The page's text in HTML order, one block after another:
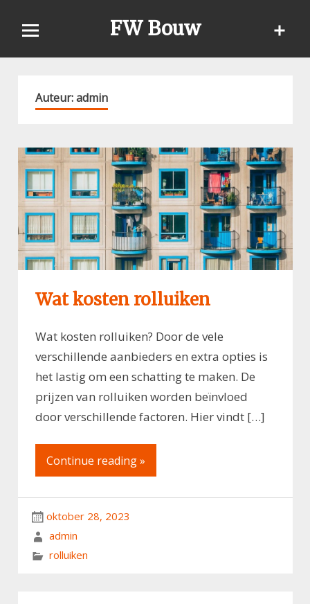
FW Bouw
Auteur:admin
Wat kosten rolluiken
Wat kosten rolluiken? Door de vele
verschillende aanbieders en extra opties is
het lastig om een schatting te maken. De
prijzen van rolluiken worden beïnvloed
door verschillende factoren. Hier vindt […]
Continue reading »
oktober 28, 2023
admin
rolluiken